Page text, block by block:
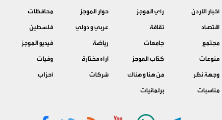
أخبار الأردن
رأي الموجز حوار الموجز
محافظات
اقتصاد
ثقافة عربي و دولي
فلسطين
مجتمع
جامعات رياضة
فيديو الموجز
منوعات
كتّاب الموجز آراء مختارة
وفيات
وجهة نظر
من هنا و هناك شركات
أحزاب
مناسبات
برلمانيات